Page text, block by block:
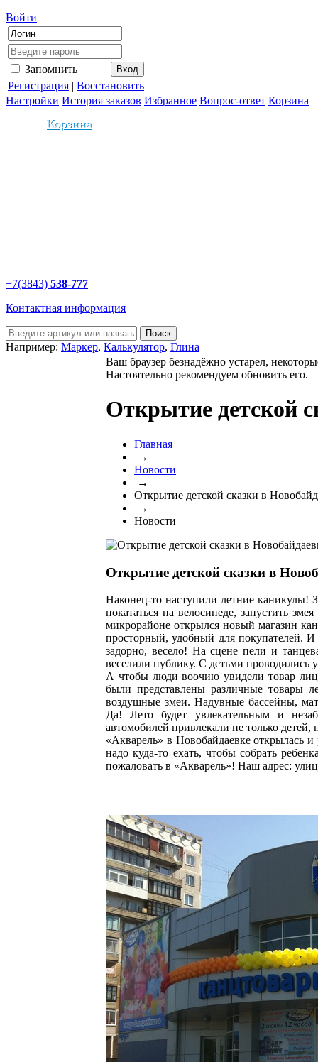
Войти
Запомнить
Регистрация | Восстановить
Настройки История заказов Избранное Вопрос-ответ Корзина
Корзина
+7(3843) 538-777
Контактная информация
Например: Маркер, Калькулятор, Глина
Ваш браузер безнадёжно устарел,
Настоятельно рекомендуем обновить его.
Открытие детской
Главная
→
Новости
→
Открытие детской сказки в
→
Новости
Открытие детской сказки в
Наконец-то наступили летние каникулы!
покататься на велосипеде, запустить
микрорайоне открылся новый магазин
просторный, удобный для покупателей.
задорно, весело! На сцене пели и
веселили публику. С детьми проводились
А чтобы люди воочию увидели товар
были представлены различные товары
воздушные змеи. Надувные бассейны,
Да! Лето будет увлекательным и
автомобилей привлекали не только детей,
«Акварель» в Новобайдаевке открылась
надо куда-то ехать, чтобы собрать
пожаловать в «Акварель»! Наш адрес: